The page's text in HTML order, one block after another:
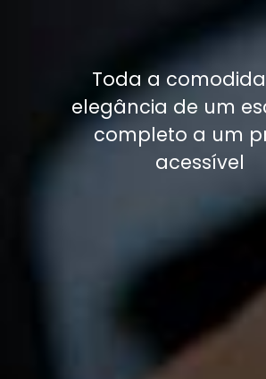
Toda a
elegância de um
completo a um
acessível